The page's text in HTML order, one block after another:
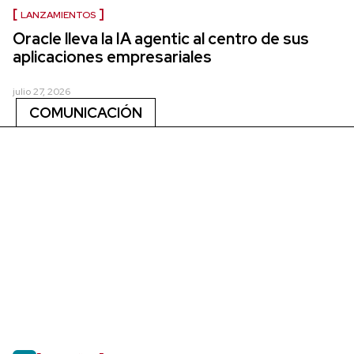
LANZAMIENTOS
Oracle lleva la IA agentic al centro de sus
aplicaciones empresariales
julio 27, 2026
COMUNICACIÓN